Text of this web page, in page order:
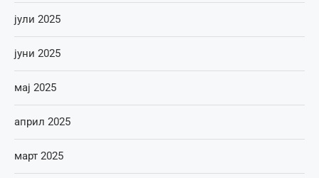
јули 2025
јуни 2025
мај 2025
април 2025
март 2025